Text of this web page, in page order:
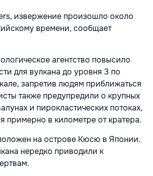
извержение произошло около
времени, сообщает
агентство повысило
для вулкана до уровня 3 по
запретив людям приближаться
также предупредили о крупных
и пирокластических потоках,
примерно в километре от кратера.
на острове Кюсю в Японии.
нередко приводили к